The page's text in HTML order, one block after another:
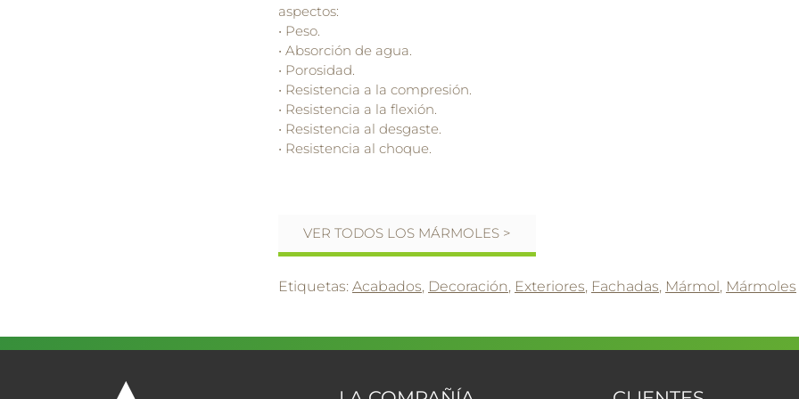
aspectos:
• Peso.
• Absorción de agua.
• Porosidad.
• Resistencia a la compresión.
• Resistencia a la flexión.
• Resistencia al desgaste.
• Resistencia al choque.
VER TODOS LOS MÁRMOLES >
Etiquetas: Acabados, Decoración, Exteriores, Fachadas, Mármol , Mármoles